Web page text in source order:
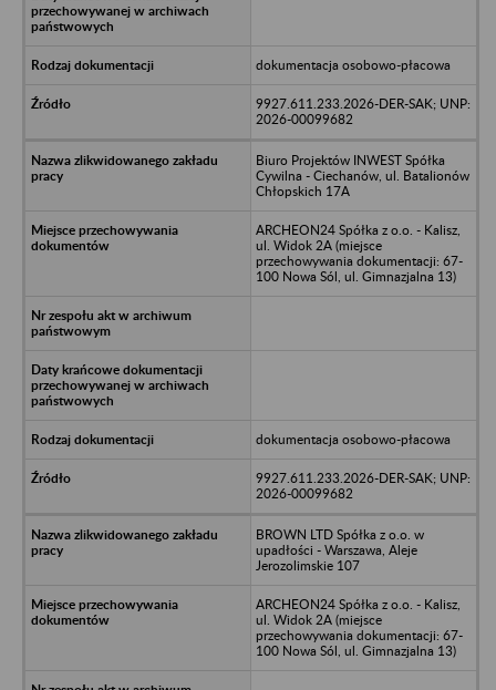
dokumentacja osobowo-płacowa
9927.611.233.2026-DER-SAK; UNP:
2026-00099682
Biuro Projektów INWEST Spółka
Cywilna - Ciechanów, ul. Batalionów
Chłopskich 17A
ARCHEON24 Spółka z o.o. - Kalisz,
ul. Widok 2A (miejsce
przechowywania dokumentacji: 67-
100 Nowa Sól, ul. Gimnazjalna 13)
dokumentacja osobowo-płacowa
9927.611.233.2026-DER-SAK; UNP:
2026-00099682
BROWN LTD Spółka z o.o. w
upadłości - Warszawa, Aleje
Jerozolimskie 107
ARCHEON24 Spółka z o.o. - Kalisz,
ul. Widok 2A (miejsce
przechowywania dokumentacji: 67-
100 Nowa Sól, ul. Gimnazjalna 13)